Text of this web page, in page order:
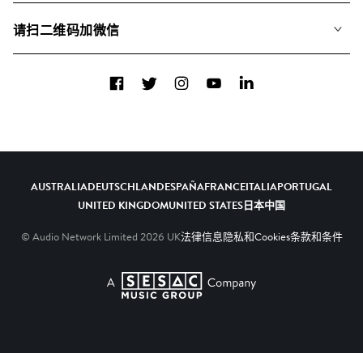
关于我们
请扫二维码加微信
FacebookTwitterInstagramYouTubeLinkedIn
AUSTRALIADEUTSCHLANDESPAÑAFRANCEITALIAPORTUGAL
UNITED KINGDOMUNITED STATES日本中国
© Audio Network Limited 2026 UK法律信息隐私和Cookies条款和条件
A SESAC Company